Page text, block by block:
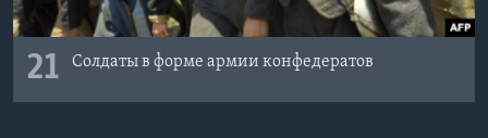
21 Солдаты в форме армии конфедератов